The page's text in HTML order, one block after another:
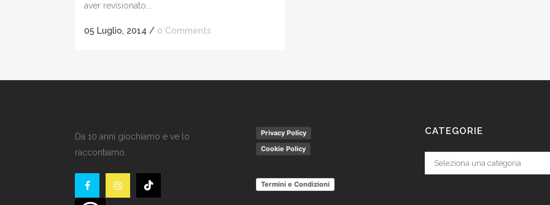
aver revisionato...
05 Luglio, 2014 / 0 Comments
Da 10 anni giochiamo e ve lo
raccontiamo.
Privacy Policy
Cookie Policy
Termini e Condizioni
CATEGORIE
Categorie